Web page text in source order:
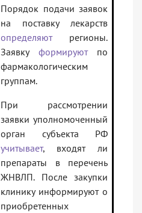
Порядок подачи заявок
на поставку лекарств
определяютрегионы.
Заявку формируютпо
фармакологическим
группам.
При рассмотрении
заявки уполномоченный
орган субъекта РФ
учитывает, входят ли
препараты в перечень
ЖНВЛП. После закупки
клинику информируют о
приобретенных